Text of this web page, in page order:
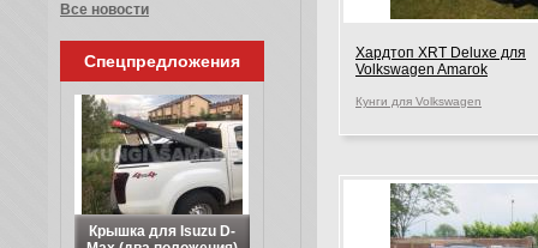
Хардтоп XRT Deluxe для
Volkswagen Amarok
Кунги для Volkswagen
Все новости
Спецпредложения
Крышка для Isuzu D-